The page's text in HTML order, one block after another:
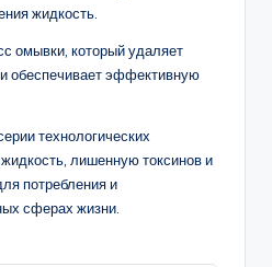
жидкость.
омывки, который удаляет
обеспечивает эффективную
технологических
лишенную токсинов и
потребления и
сферах жизни.